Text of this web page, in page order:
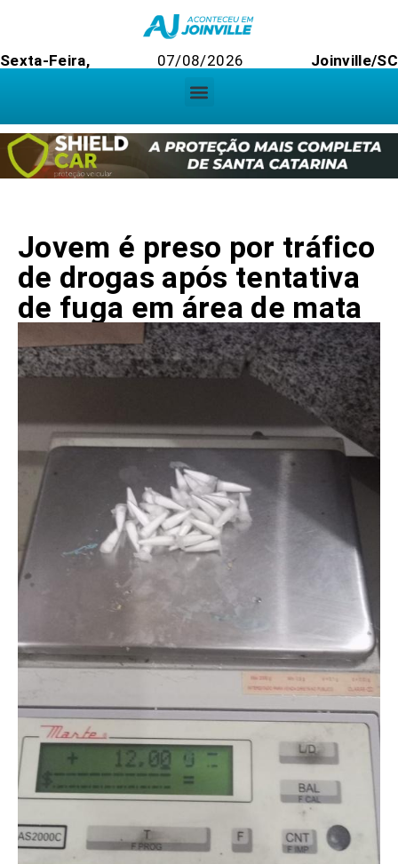
Sexta-Feira, 07/08/2026 Joinville/SC
Jovem é preso por tráfico
de drogas após tentativa
de fuga em área de mata